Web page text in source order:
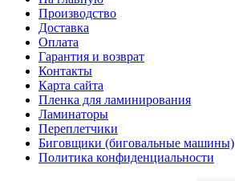
Производство
Доставка
Оплата
Гарантия и возврат
Контакты
Карта сайта
Пленка для ламинирования
Ламинаторы
Переплетчики
Биговщики (биговальные машины)
Политика конфиденциальности